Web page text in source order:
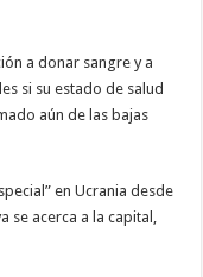
a donar sangre y a
si su estado de salud
aún de las bajas
en Ucrania desde
se acerca a la capital,